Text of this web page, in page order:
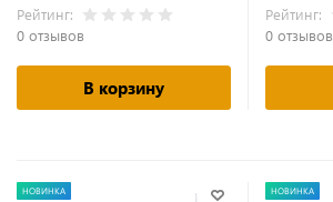
Рейтинг:
0 отзывов
В корзину
Рейтинг:
0 отзывов
НОВИНКА НОВИНКА